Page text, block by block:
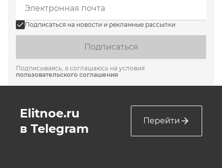
Подписаться на новости и рекламные рассылки
Подписаться
Подписываясь, я соглашаюсь на условия
пользовательского соглашения
Elitnoe.ru
в Telegram
Перейти